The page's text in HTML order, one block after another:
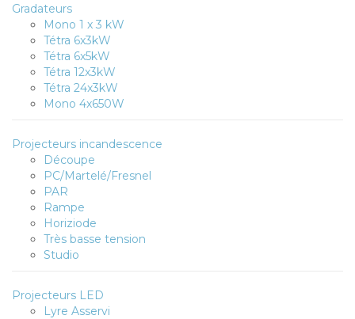
Gradateurs
Mono 1 x 3 kW
Tétra 6x3kW
Tétra 6x5kW
Tétra 12x3kW
Tétra 24x3kW
Mono 4x650W
Projecteurs incandescence
Découpe
PC/Martelé/Fresnel
PAR
Rampe
Horiziode
Très basse tension
Studio
Projecteurs LED
Lyre Asservi